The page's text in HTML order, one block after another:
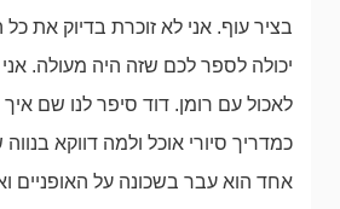
בציר עוף. אני לא זוכרת בדיוק את
יכולה לספר לכם שזה היה מעולה.
לאכול עם רומן. דוד סיפר לנו שם
כמדריך סיורי אוכל ולמה דווקא
אחד הוא עבר בשכונה על האופניים